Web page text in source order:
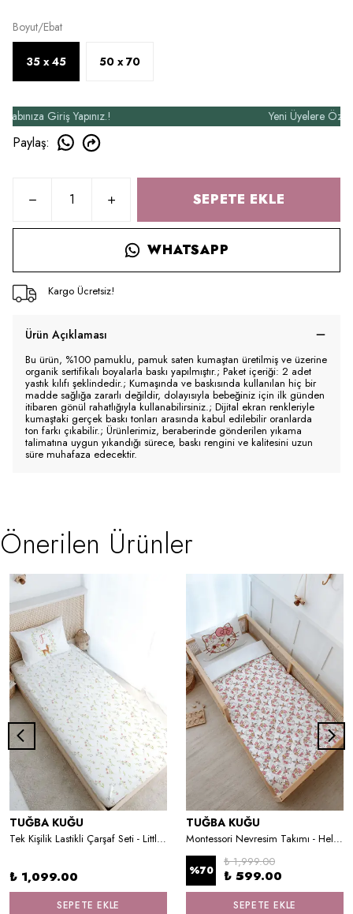
Boyut/Ebat
35 x 45 50 x 70
Giriş Yapınız.! Yeni Üyelere Özel
Paylaş:
SEPETE EKLE
WHATSAPP
Kargo Ücretsiz!
Ürün Açıklaması
Bu ürün, %100 pamuklu, pamuk saten kumaştan üretilmiş ve üzerine
organik sertifikalı boyalarla baskı yapılmıştır.; Paket içeriği: 2 adet
yastık kılıfı şeklindedir.; Kumaşında ve baskısında kullanılan hiç bir
madde sağlığa zararlı değildir, dolayısıyla bebeğiniz için ilk günden
itibaren gönül rahatlığıyla kullanabilirsiniz.; Dijital ekran renkleriyle
kumaştaki gerçek baskı tonları arasında kabul edilebilir oranlarda
ton farkı çıkabilir.; Ürünlerimiz, beraberinde gönderilen yıkama
talimatına uygun yıkandığı sürece, baskı rengini ve kalitesini uzun
süre muhafaza edecektir.
Önerilen Ürünler
TUĞBA KUĞU
Tek Kişilik Lastikli Çarşaf Seti - Little Deer Series - F Harfi
₺ 1,099.00
SEPETE EKLE
TUĞBA KUĞU
Montessori Nevresim Takımı - Hello Kitty
%70
₺ 1,999.00
₺ 599.00
SEPETE EKLE